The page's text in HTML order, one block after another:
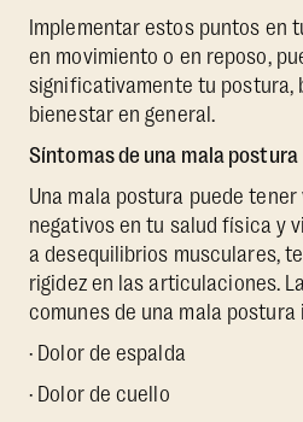
Implementar estos puntos en
en movimiento o en reposo,
significativamente tu postura,
bienestar en general.
Síntomas de una mala postura
Una mala postura puede
negativos en tu salud física y
a desequilibrios musculares,
rigidez en las articulaciones.
comunes de una mala postura
· Dolor de espalda
· Dolor de cuello